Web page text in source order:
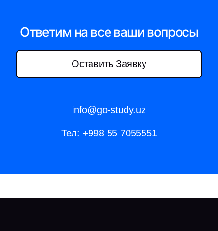
Ответим на все ваши вопросы
Оставить Заявку
info@go-study.uz
Тел: +998 55 7055551